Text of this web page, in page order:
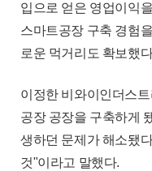
입으로 얻은 영업이익
스마트공장 구축 경험
로운 먹거리도 확보했
이정한 비와이인더스
공장 공장을 구축하게
생하던 문제가 해소됐
것"이라고 말했다.